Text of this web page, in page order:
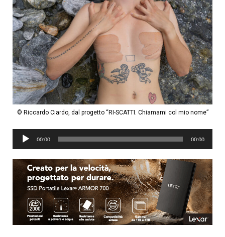
© Riccardo Ciardo, dal progetto “RI-SCATTI. Chiamami col mio nome”
Audio
Player
00:00 00:00